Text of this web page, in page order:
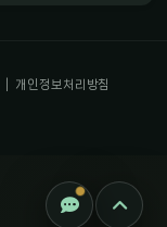
개인정보처리방침